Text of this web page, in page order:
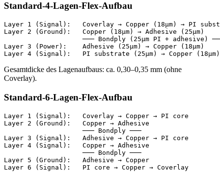
Standard-4-Lagen-Flex-Aufbau
Layer 1 (Signal):   Coverlay → Copper (18µm) → PI
Layer 2 (Ground):   Copper (18µm) → Adhesive (25µm)
─── Bondply (25µm PI + adhesive)
Layer 3 (Power):    Adhesive (25µm) → Copper (18µm)
Gesamtdicke des Lagenaufbaus: ca. 0,30–0,35 mm (ohne
Coverlay).
Standard-6-Lagen-Flex-Aufbau
Layer 1 (Signal):   Coverlay → Copper → PI core
Layer 2 (Ground):   Copper → Adhesive
                    ─── Bondply ───
Layer 3 (Signal):   Adhesive → Copper → PI core
Layer 4 (Signal):   Copper → Adhesive
                    ─── Bondply ───
Layer 5 (Ground):   Adhesive → Copper